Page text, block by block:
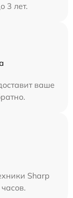
3 лет.
ваше
Sharp